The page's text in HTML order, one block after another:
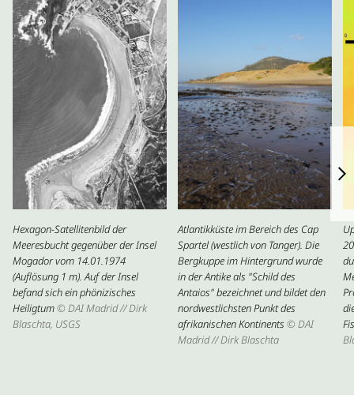
Hexagon-Satellitenbild der
Meeresbucht gegenüber der Insel
Mogador vom 14.01.1974
(Auflösung 1 m). Auf der Insel
befand sich ein phönizisches
Heiligtum© DAI Madrid // Dirk
Blaschta, USGS
Atlantikküste im Bereich des Cap
Spartel (westlich von Tanger). Die
Bergkuppe im Hintergrund wurde
in der Antike als "Schild des
Antaios" bezeichnet und bildet den
nordwestlichsten Punkt des
afrikanischen Kontinents© DAI
Madrid // Dirk Blaschta